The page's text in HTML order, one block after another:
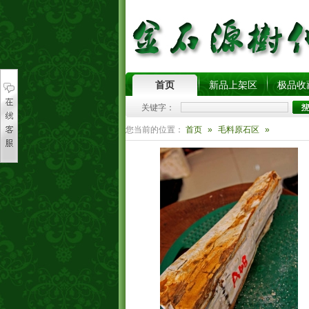
首页 新品上架区 极品收
关键字：
您当前的位置： 首页 » 毛料原石区 »